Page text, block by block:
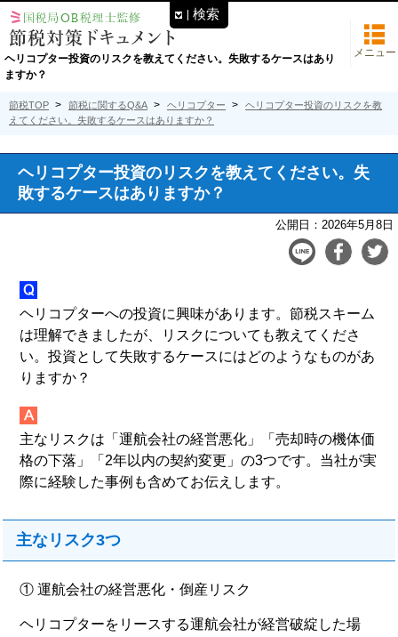
ヘリコプター投資のリスクを教えてください。失敗するケースはあり
ますか？
メニュー
節税TOP 節税に関するQ&A ヘリコプター
ヘリコプター投資のリスクを教
えてください。失敗するケースはありますか？
ヘリコプター投資のリスクを教えてください。失
敗するケースはありますか？
公開日： 2026年5月8日
ヘリコプターへの投資に興味があります。節税スキーム
は理解できましたが、リスクについても教えてくださ
い。投資として失敗するケースにはどのようなものがあ
りますか？
主なリスクは「運航会社の経営悪化」「売却時の機体価
格の下落」「2年以内の契約変更」の3つです。当社が実
際に経験した事例も含めてお伝えします。
主なリスク3つ
① 運航会社の経営悪化・倒産リスク
ヘリコプターをリースする運航会社が経営破綻した場
検索